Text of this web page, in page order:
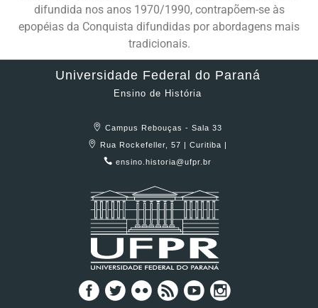
difundida nos anos 1970/1990, contrapõem-se às
epopéias da Conquista difundidas por abordagens mais
tradicionais.
Universidade Federal do Paraná
Ensino de História
Campus Rebouças - Sala 33
Rua Rockefeller, 57 | Curitiba |
ensino.historia@ufpr.br